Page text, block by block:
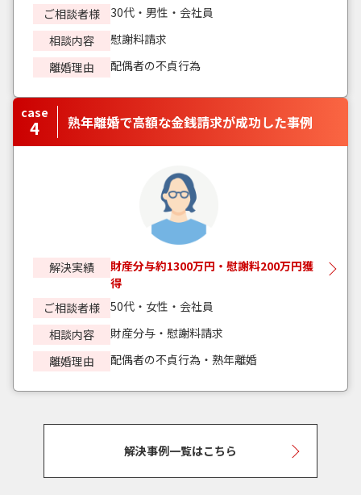
ご相談者様
30代・男性・会社員
相談内容
慰謝料請求
離婚理由
配偶者の不貞行為
case
4 熟年離婚で高額な金銭請求が成功した事例
解決実績
財産分与約1300万円・慰謝料200万円獲
得
ご相談者様
50代・女性・会社員
相談内容
財産分与・慰謝料請求
離婚理由
配偶者の不貞行為・熟年離婚
解決事例一覧はこちら